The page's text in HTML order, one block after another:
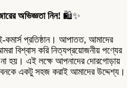
অভিজ্ঞতা নিন! 🛍️✨
প্রতিষ্ঠান। আপাতত, আমাদের
বিশ্বাস করি নিত্যপ্রয়োজনীয় পণ্যের
হয়। এই লক্ষে আপনাদের দোরগোড়ায়
একটু সহজ করাই আমাদের উদ্দেশ্য।